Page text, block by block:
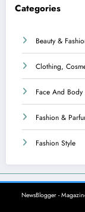
Categories
Beauty &
Clothing,
Face And Body
Fashion &
Fashion Style
NewsBlogger -